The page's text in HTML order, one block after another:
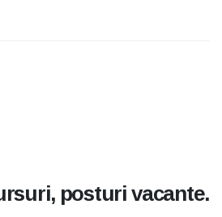
posturi vacante.